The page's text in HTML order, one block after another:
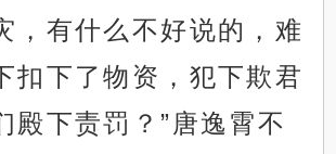
，有什么不好说的，难
扣下了物资，犯下欺君
殿下责罚？”唐逸霄不